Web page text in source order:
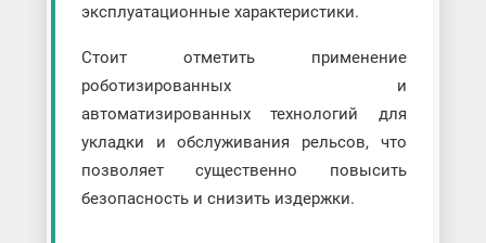
эксплуатационные характеристики.
Стоит отметить применение
роботизированных и
автоматизированных технологий для
укладки и обслуживания рельсов, что
позволяет существенно повысить
безопасность и снизить издержки.